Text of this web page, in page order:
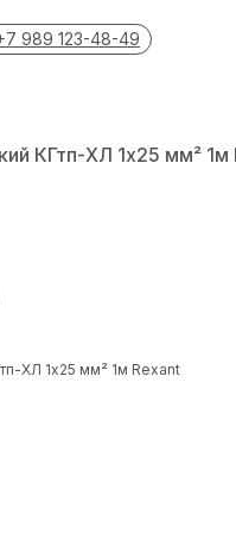
989 123-48-49
КГтп-ХЛ 1х25 мм² 1м
ХЛ 1х25 мм² 1м Rexant